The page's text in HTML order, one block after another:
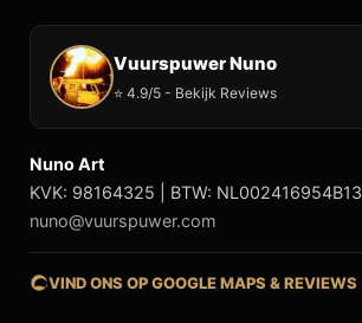
Vuurspuwer Nuno
⭐ 4.9/5 - Bekijk Reviews
Nuno Art
KVK: 98164325 | BTW: NL002416954B13
nuno@vuurspuwer.com
VIND ONS OP GOOGLE MAPS & REVIEWS